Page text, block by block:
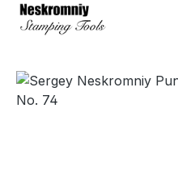
Bildergalerie überspringen